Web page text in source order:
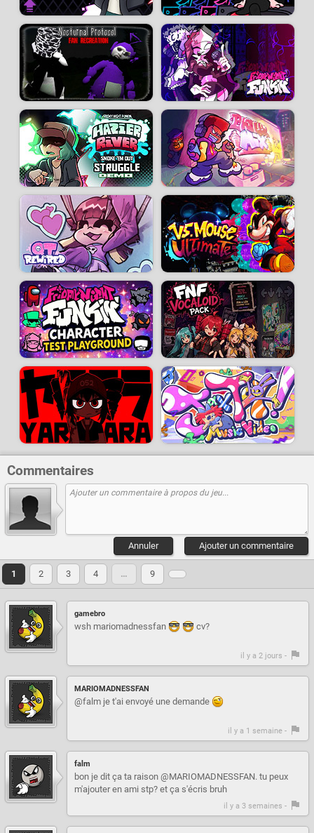
et "Salami", la suite de l'histoire racontée par de nouvelles cutscenes
épiques et des tas de références cachées.
Wahoo Hoo Hoo se déroule une nuit après que Mario ai sombré dans la
folie, il trouve enfin un peu de quiétude et se repose pour préparer le
weekend de Noël. Mais lorsque l'horloge sonne minuit les fantômes du
passé ressurgissent pour lui faire vivre un nouveau cauchemar éveillé !
Liste des musiques :
V1 : It's a Me - Golden Land - I Hate You - Alone - Apparition - Power Down
- Race Traitors
V2 : It's a Me (new) - Starman Slaughter - So Cool - Nourishing Blood -
Mario Sing And Game Rythm 9 - Alone (new) - Thalassophobia - Oh God
No - I Hate You (new) - Apparition - Last Course - Dark Forest - Bad Day -
Day Out - Dictator - Race-traitors (new) - No Hope - Golden Land - No
Party - Paranoia - Overdue - Powerdown - Demise - Promotion -
Abandoned - The End Song - All Stars - Unbeatable
Christmas Surprise : Wahoo Hoo Hoo - Salami
Crédits :
Directeur, artiste :Marco Antonio
Codeur principal :Dewott2501
Compositeurs principal :KennyL
Artistes : Faro - Scrubb -EllisBros NateTDOM-GP12810-VanillaScotch
MR.G-Notakin- Gejospixelart
valengarfy
Animateurs, artistes :Lima-YokuTzen
postroff
Codeurs :lunar-atpx8-DuskieWhy userqua-Cape Funkin
Compositeurs :Sandi-Comodo- FriedFrick-TaeSkull-theWAHbox
scrumbo_-RedTv53-Ironik-Hazy Is Dead-Joey Perleoni- gurgney
Charters : lemon aid-Yoshinova_-Senshi_Z- Thales
Acteurs vocaux : Voice of KINGF0X -Ney-Nanno Cansado- Sunset64
Yellow_va
Vous pouvez télécharger FNF Vs. Mario's Madness sur la page duMod
original.
Développeur :Marco Antonio- Joué 6.2 Mfois
Commentaires
Ajouter un commentaire
Annuler
1 2 3 4 … 9
gamebro
wsh mariomadnessfan cv?
il y a 2 jours -
MARIOMADNESSFAN
@falm je t'ai envoyé une demande
il y a 1 semaine -
falm
bon je dit ça ta raison @MARIOMADNESSFAN. tu peux
m'ajouter en ami stp? et ça s'écris bruh
il y a 3 semaines -